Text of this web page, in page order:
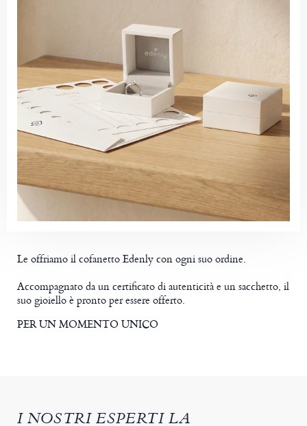
Le offriamo il cofanetto Edenly con ogni suo ordine.
Accompagnato da un certificato di autenticità e un sacchetto, il
suo gioiello è pronto per essere offerto.
PER UN MOMENTO UNICO
I NOSTRI ESPERTI LA